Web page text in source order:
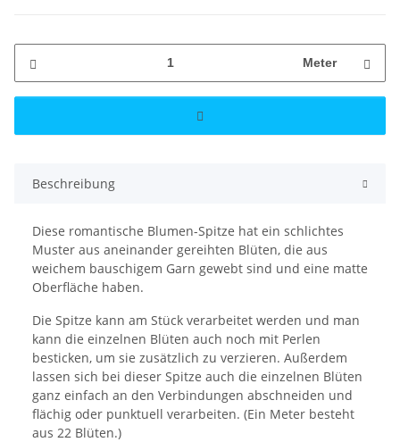
Meter
Beschreibung
Diese romantische Blumen-Spitze hat ein schlichtes
Muster aus aneinander gereihten Blüten, die aus
weichem bauschigem Garn gewebt sind und eine matte
Oberfläche haben.
Die Spitze kann am Stück verarbeitet werden und man
kann die einzelnen Blüten auch noch mit Perlen
besticken, um sie zusätzlich zu verzieren. Außerdem
lassen sich bei dieser Spitze auch die einzelnen Blüten
ganz einfach an den Verbindungen abschneiden und
flächig oder punktuell verarbeiten. (Ein Meter besteht
aus 22 Blüten.)